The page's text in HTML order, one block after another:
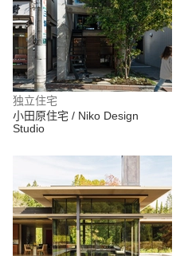
独立住宅
小田原住宅 / Niko Design
Studio